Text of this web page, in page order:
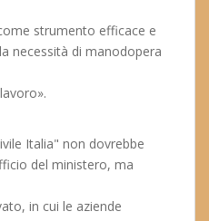
strumento efficace e
necessità di manodopera
Italia" non dovrebbe
del ministero, ma
in cui le aziende